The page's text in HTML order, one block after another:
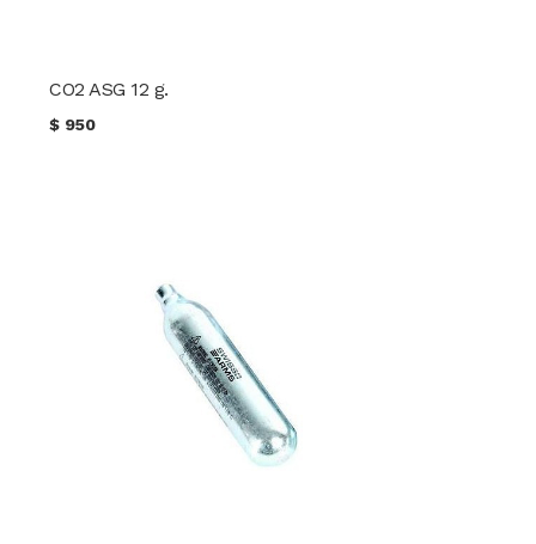
CO2 ASG 12 g.
$ 950